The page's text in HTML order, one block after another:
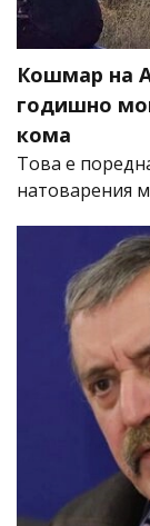
Кошмар на
годишно
кома
Това е
натоварения